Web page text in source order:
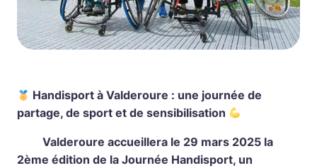
Handisport à Valderoure : une journée de
partage, de sport et de sensibilisation
Valderoure accueillera le 29 mars 2025 la
2ème édition de la Journée Handisport, un